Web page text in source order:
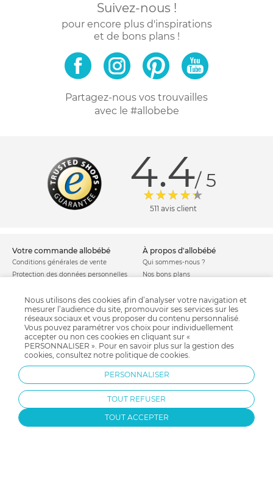
Suivez-nous !
pour encore plus d'inspirations
et de bons plans !
Partagez-nous vos trouvailles
avec le #allobebe
4.4/ 5
511 avis client
votre commande allobébé
Conditions générales de vente
Protection des données personnelles
Politique de cookies
Modes de livraison
Moyens de paiement
Garantie stock & produit
Satisfait ou remboursé
à propos d'allobébé
Qui sommes-nous ?
Nos bons plans
Mentions légales
Comment se protéger du phishing ?
Soldes allobébé
allobébé vous recommande
Sites et partenaires
Nos licences
Besoin d'aide ?
FAQ
les plus d'allobébé
Liste de naissance
Jeux concours
Nous utilisons des cookies afin d’analyser votre navigation et
mesurer l’audience du site, promouvoir ses services sur les
réseaux sociaux et vous proposer du contenu personnalisé.
Vous pouvez paramétrer vos choix pour individuellement
accepter ou non ces cookies en cliquant sur «
PERSONNALISER ». Pour en savoir plus sur la gestion des
cookies, consultez notre politique de cookies.
PERSONNALISER
TOUT REFUSER
TOUT ACCEPTER